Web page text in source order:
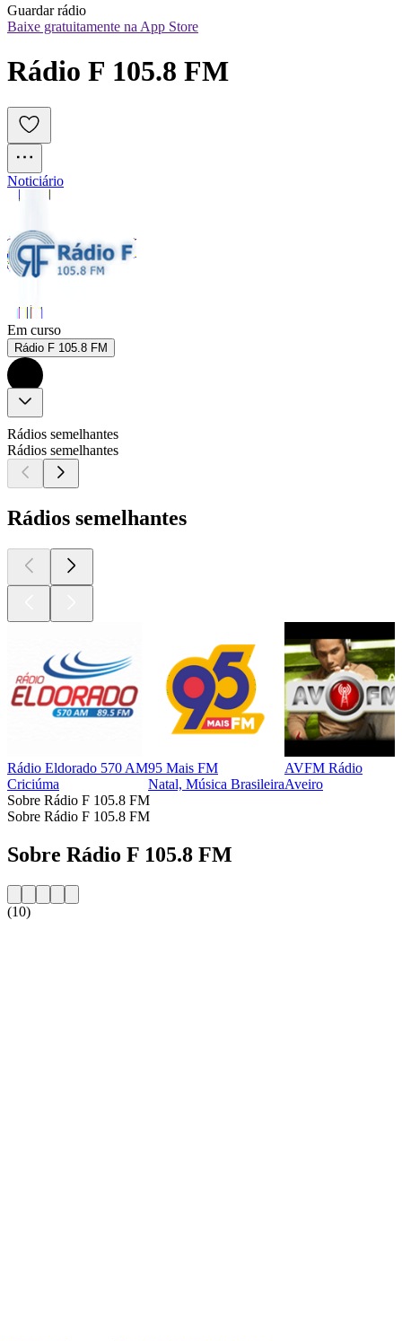
Guardar rádio
Baixe gratuitamente na App Store
Rádio F 105.8 FM
Noticiário
Em curso
Rádio F 105.8 FM
Rádios semelhantes
Rádios semelhantes
Rádios semelhantes
Rádio Eldorado 570 AM
Criciúma
95 Mais FM
Natal, Música Brasileira
AVFM Rádio
Aveiro
Sobre Rádio F 105.8 FM
Sobre Rádio F 105.8 FM
Sobre Rádio F 105.8 FM
(10)